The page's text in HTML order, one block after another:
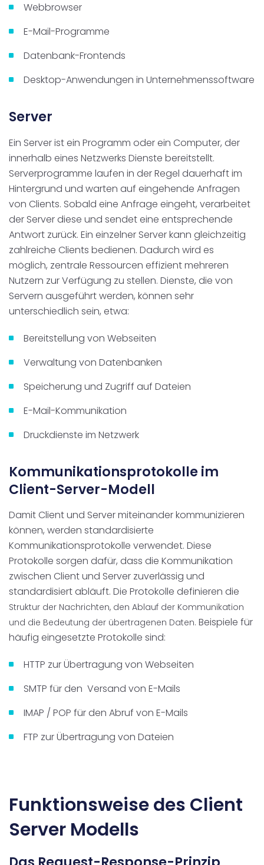
Webbrowser
E-Mail-Programme
Datenbank-Frontends
Desktop-Anwendungen in Unternehmenssoftware
Server
Ein Server ist ein Programm oder ein Computer, der
innerhalb eines Netzwerks Dienste bereitstellt.
Serverprogramme laufen in der Regel dauerhaft im
Hintergrund und warten auf eingehende Anfragen
von Clients. Sobald eine Anfrage eingeht, verarbeitet
der Server diese und sendet eine entsprechende
Antwort zurück. Ein einzelner Server kann gleichzeitig
zahlreiche Clients bedienen. Dadurch wird es
möglich, zentrale Ressourcen effizient mehreren
Nutzern zur Verfügung zu stellen. Dienste, die von
Servern ausgeführt werden, können sehr
unterschiedlich sein, etwa:
Bereitstellung von Webseiten
Verwaltung von Datenbanken
Speicherung und Zugriff auf Dateien
E-Mail-Kommunikation
Druckdienste im Netzwerk
Kommunikationsprotokolle im
Client-Server-Modell
Damit Client und Server miteinander kommunizieren
können, werden standardisierte
Kommunikationsprotokolle verwendet. Diese
Protokolle sorgen dafür, dass die Kommunikation
zwischen Client und Server zuverlässig und
standardisiert abläuft. Die Protokolle definieren die
Struktur der Nachrichten, denAblauf der Kommunikation
und die Bedeutung der übertragenen Daten.Beispiele für
häufig eingesetzte Protokolle sind:
HTTP zur Übertragung von Webseiten
SMTP für den Versand von E-Mails
IMAP / POP für den Abruf von E-Mails
FTP zur Übertragung von Dateien
Funktionsweise des Client
Server Modells